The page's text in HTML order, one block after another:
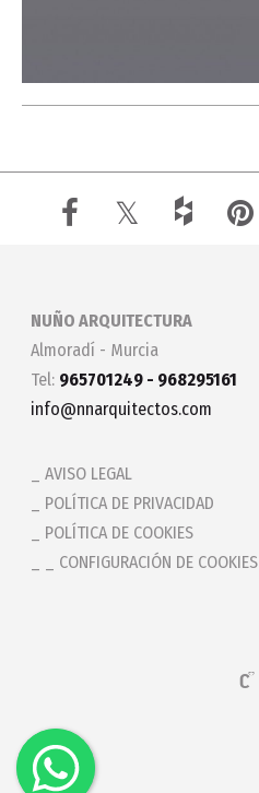
NUÑO ARQUITECTURA
Almoradí - Murcia
Tel: 965701249 - 968295161
info@nnarquitectos.com
AVISO LEGAL
POLÍTICA DE PRIVACIDAD
POLÍTICA DE COOKIES
_ CONFIGURACIÓN DE COOKIES